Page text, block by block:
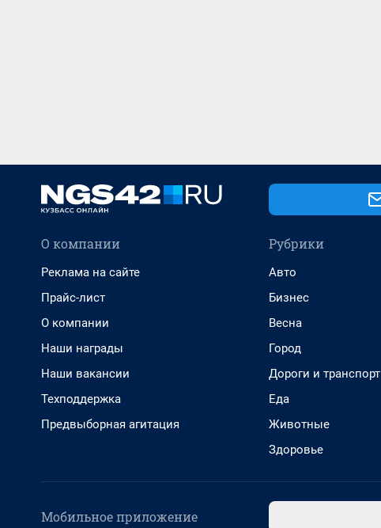
О компании
Реклама на сайте
Прайс-лист
О компании
Наши награды
Наши вакансии
Техподдержка
Предвыборная агитация
Рубрики
Авто
Бизнес
Весна
Город
Дороги и транспорт
Еда
Животные
Здоровье
Мобильное приложение